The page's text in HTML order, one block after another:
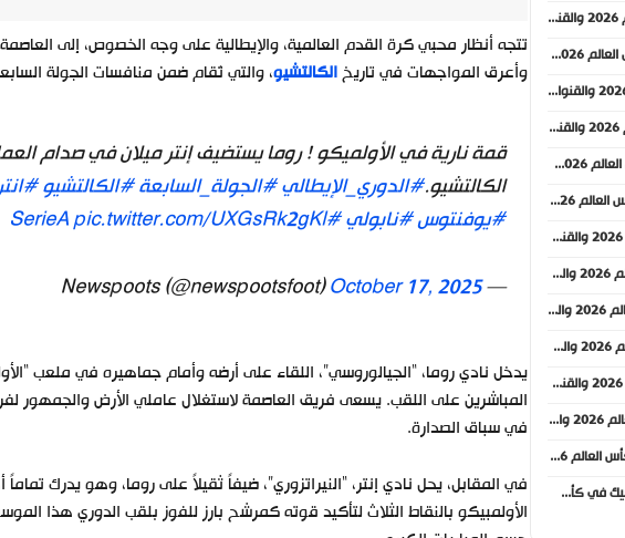
تتجه أنظار محبي كرة القدم العالمية، والإيطالية على وجه الخصوص، إلى
وأعرق المواجهات في تاريخالكالتشيو، والتي تُقام ضمن منافسات الجولة السابعة من
قمة نارية في الأولميكو ! روما يستضيف إنتر ميلان في صدام
الكالتشيو.#الدوري_الإيطالي#الجولة_السابعة#الكالتشيو
#يوفنتوس#نابولي#SerieA
pic.twitter.com/UXGsRk2gKl
— Newspoots (@newspootsfoot)
October 17, 2025
يدخل نادي روما، “الجيالوروسي”، اللقاء على أرضه وأمام جماهيره في ملعب
المباشرين على اللقب. يسعى فريق العاصمة لاستغلال عاملي الأرض والجمهور
في سباق الصدارة.
في المقابل، يحل نادي إنتر، “النيراتزوري”، ضيفاً ثقيلاً على روما، وهو يدرك
الأولمبيكو بالنقاط الثلاث لتأكيد قوته كمرشح بارز للفوز بلقب الدوري هذا
موعد مباراة إيران ونيوزيلندا في كأس العالم 2026 والقنوات الناقلة
موعد مباراة السعودية وأوروغواي في كأس العالم 2026 والقنوات الناقلة
موعد مباراة بلجيكا ومصر في كأس العالم 2026 والقنوات الناقلة
موعد مباراة السويد وتونس في كأس العالم 2026 والقنوات الناقلة
موعد مباراة إسبانيا والرأس الأخضر في كأس العالم 2026 والقنوات الناقلة
موعد مباراة ساحل العاج والإكوادور في كأس العالم 2026 والقنوات الناقلة
موعد مباراة أستراليا وتركيا في كأس العالم 2026 والقنوات الناقلة
موعد مباراة ألمانيا وكوراساو في كأس العالم 2026 والقنوات الناقلة
موعد مباراة هايتي واسكتلندا في كأس العالم 2026 والقنوات الناقلة
موعد مباراة البرازيل والمغرب في كأس العالم 2026 والقنوات الناقلة
موعد مباراة قطر وسويسرا في كأس العالم 2026 والقنوات الناقلة
موعد مباراة أمريكا والباراغواي في كأس العالم 2026 والقنوات الناقلة
موعد مباراة كندا والبوسنة والهرسك في كأس العالم 2026 والقنوات الناقلة
موعد مباراة كوريا الجنوبية وجمهورية التشيك في كأس العالم 2026 والقنوات الناقلة